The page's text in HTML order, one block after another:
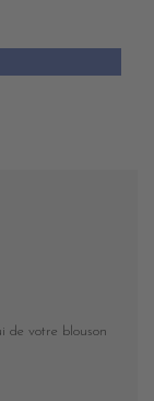
de votre blouson